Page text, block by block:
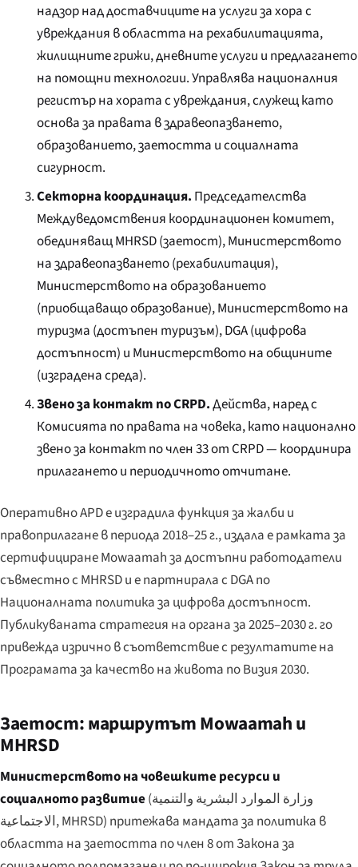
надзор над доставчиците на услуги за хора с
увреждания в областта на рехабилитацията,
жилищните грижи, дневните услуги и предлагането
на помощни технологии. Управлява националния
регистър на хората с увреждания, служещ като
основа за правата в здравеопазването,
образованието, заетостта и социалната
сигурност.
Секторна координация. Председателства
Междуведомствения координационен комитет,
обединяващ MHRSD (заетост), Министерството
на здравеопазването (рехабилитация),
Министерството на образованието
(приобщаващо образование), Министерството на
туризма (достъпен туризъм), DGA (цифрова
достъпност) и Министерството на общините
(изградена среда).
Звено за контакт по CRPD.Действа, наред с
Комисията по правата на човека, като национално
звено за контакт по член 33 от CRPD — координира
прилагането и периодичното отчитане.
Оперативно APD е изградила функция за жалби и
правоприлагане в периода 2018–25 г., издала е рамката за
сертифициране Mowaamah за достъпни работодатели
съвместно с MHRSD и е партнирала с DGA по
Националната политика за цифрова достъпност.
Публикуваната стратегия на органа за 2025–2030 г. го
привежда изрично в съответствие с резултатите на
Програмата за качество на живота по Визия 2030.
Заетост: маршрутът Mowaamah и
MHRSD
Министерството на човешките ресурси и
социалното развитие(وزارة الموارد البشرية والتنمية
الاجتماعية, MHRSD) притежава мандата за политика в
областта на заетостта по член 8 от Закона за